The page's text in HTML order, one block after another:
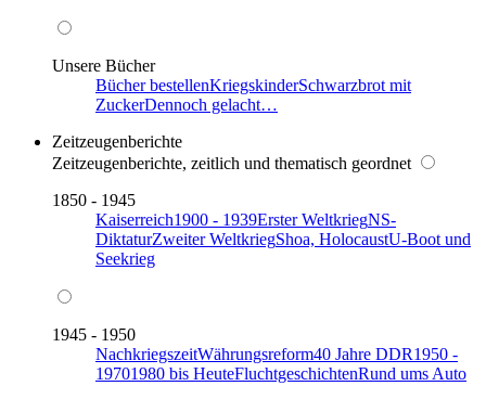
Unsere Bücher
Bücher bestellenKriegskinderSchwarzbrot mit
ZuckerDennoch gelacht…
Zeitzeugenberichte
Zeitzeugenberichte, zeitlich und thematisch geordnet
1850 - 1945
Kaiserreich1900 - 1939Erster WeltkriegNS-
DiktaturZweiter WeltkriegShoa, HolocaustU-Boot und
Seekrieg
1945 - 1950
NachkriegszeitWährungsreform40 Jahre DDR1950 -
19701980 bis HeuteFluchtgeschichtenRund ums Auto